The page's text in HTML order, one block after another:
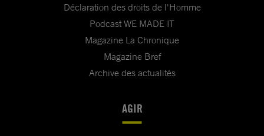
Déclaration des droits de l'Homme
Podcast WE MADE IT
Magazine La Chronique
Magazine Bref
Archive des actualités
AGIR